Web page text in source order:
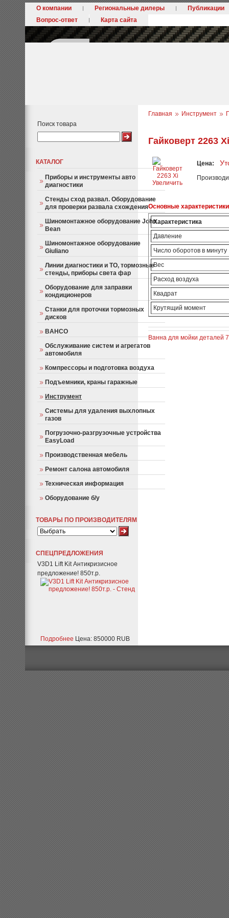
О компании Региональные дилеры
Публикации
Вопрос-ответ
Карта сайта
Поиск товара
КАТАЛОГ
Приборы и инструменты авто
диагностики
Стенды сход развал. Оборудование
для проверки развала схождения
Шиномонтажное оборудование John
Bean
Шиномонтажное оборудование
Giuliano
Линии диагностики и ТО, тормозные
стенды, приборы света фар
Оборудование для заправки
кондиционеров
Станки для проточки тормозных
дисков
BAHCO
Обслуживание систем и агрегатов
автомобиля
Компрессоры и подготовка воздуха
Подъемники, краны гаражные
Инструмент
Системы для удаления выхлопных
газов
Погрузочно-разгрузочные устройства
EasyLoad
Производственная мебель
Ремонт салона автомобиля
Техническая информация
Оборудование б/у
ТОВАРЫ ПО ПРОИЗВОДИТЕЛЯМ
СПЕЦПРЕДЛОЖЕНИЯ
V3D1 Lift Kit Антикризисное
предложение! 850т.р.
Подробнее Цена: 850000 RUB
Главная Инструмент
Гайковерт 2263 Xi
Увеличить
Цена:
Основные
Характеристика
Давление
Число оборотов в минуту
Вес
Расход воздуха
Квадрат
Крутящий момент
Ванна для мойки деталей